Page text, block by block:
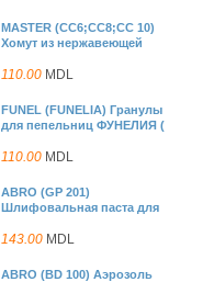
MASTER (CC6;CC8;CC 10)
Хомут из нержавеющей
(13-27 мм)
110.00 MDL
FUNEL (FUNELIA) Гранулы
для пепельниц ФУНЕЛИЯ (
110.00 MDL
ABRO (GP 201)
Шлифовальная паста для
инструментов (140 гр)
143.00 MDL
ABRO (BD 100) Аэрозоль